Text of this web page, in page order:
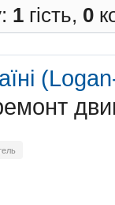
1 гість, 0